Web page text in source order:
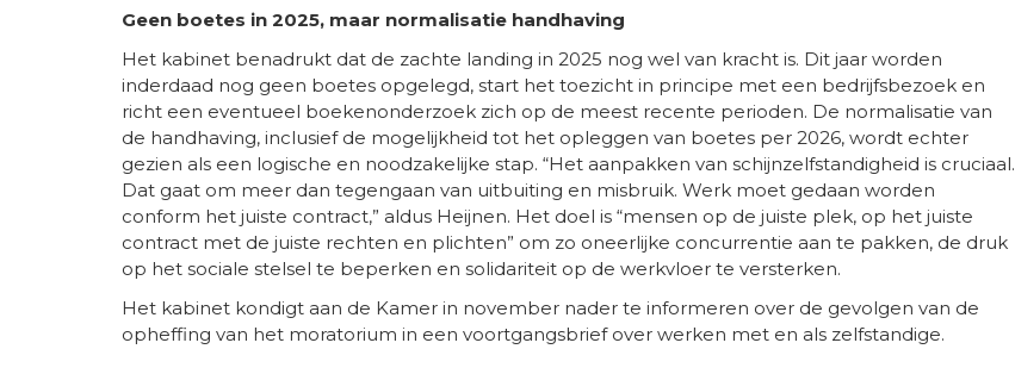
Geen boetes in 2025, maar normalisatie handhaving
Het kabinet benadrukt dat de zachte landing in 2025 nog wel van kracht is. Dit jaar worden
inderdaad nog geen boetes opgelegd, start het toezicht in principe met een bedrijfsbezoek en
richt een eventueel boekenonderzoek zich op de meest recente perioden. De normalisatie van
de handhaving, inclusief de mogelijkheid tot het opleggen van boetes per 2026, wordt echter
gezien als een logische en noodzakelijke stap. “Het aanpakken van schijnzelfstandigheid is cruciaal.
Dat gaat om meer dan tegengaan van uitbuiting en misbruik. Werk moet gedaan worden
conform het juiste contract,” aldus Heijnen. Het doel is “mensen op de juiste plek, op het juiste
contract met de juiste rechten en plichten” om zo oneerlijke concurrentie aan te pakken, de druk
op het sociale stelsel te beperken en solidariteit op de werkvloer te versterken.
Het kabinet kondigt aan de Kamer in november nader te informeren over de gevolgen van de
opheffing van het moratorium in een voortgangsbrief over werken met en als zelfstandige.